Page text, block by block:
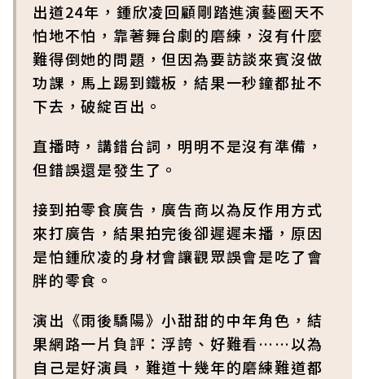
出道24年，鍾欣凌回顧剛踏進演藝圈天不
怕地不怕，靠著舞台劇的磨練，沒有什麼
難得倒她的問題，但因為要訪談來賓沒做
功課，馬上踢到鐵板，結果一秒鐘都扯不
下去，破綻百出。
直播時，講錯台詞，明明不是沒有準備，
但錯誤還是發生了。
接到拍零食廣告，廣告商以為反作用方式
來打廣告，結果拍完後卻遲遲未播，原因
是怕鍾欣凌的身材會讓觀眾誤會是吃了會
胖的零食。
演出《雨後驕陽》小甜甜的中年角色，結
果網路一片負評：浮誇、好難看……以為
自己是好演員，難道十幾年的磨練難道都